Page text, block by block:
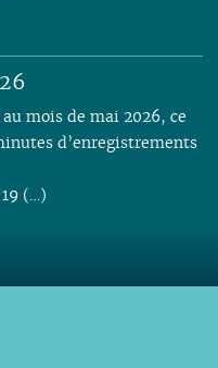
mois de mai 2026, ce
d’enregistrements
(…)